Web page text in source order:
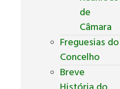
de
Câmara
Freguesias do
Concelho
Breve